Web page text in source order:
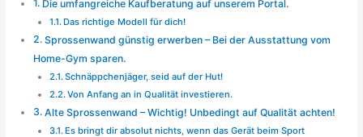
Die umfangreiche Kaufberatung auf unserem Portal.
Das richtige Modell für dich!
Sprossenwand günstig erwerben – Bei der Ausstattung vom
Home-Gym sparen.
Schnäppchenjäger, seid auf der Hut!
Von Anfang an in Qualität investieren.
Alte Sprossenwand – Wichtig! Unbedingt auf Qualität achten!
Es bringt dir absolut nichts, wenn das Gerät beim Sport